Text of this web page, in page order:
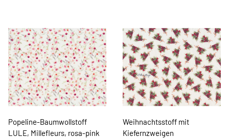
Popeline-Baumwollstoff
LULE, Millefleurs, rosa-pink
Weihnachtsstoff mit
Kiefernzweigen